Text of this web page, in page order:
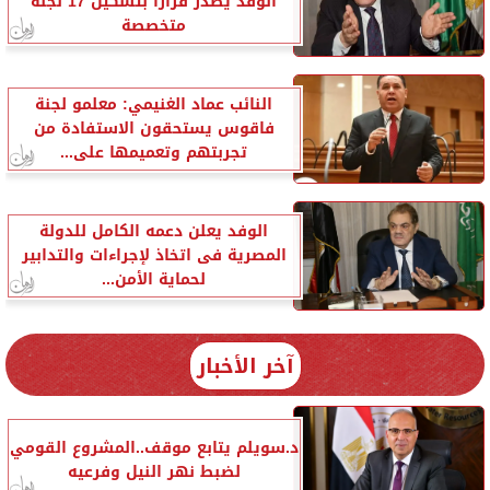
متخصصة
النائب عماد الغنيمي: معلمو لجنة
فاقوس يستحقون الاستفادة من
تجربتهم وتعميمها على...
الوفد يعلن دعمه الكامل للدولة
المصرية فى اتخاذ لإجراءات والتدابير
لحماية الأمن...
آخر الأخبار
د.سويلم يتابع موقف..المشروع القومي
لضبط نهر النيل وفرعيه